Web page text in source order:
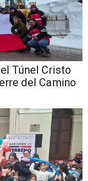
Túnel Cristo
del Camino